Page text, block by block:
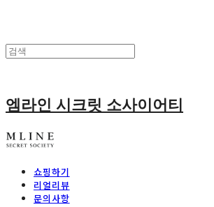
엠라인 시크릿 소사이어티
쇼핑하기
리얼리뷰
문의사항